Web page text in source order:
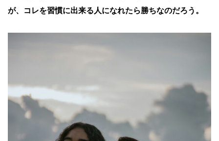
が、コレを習慣に出来る人になれたら勝ちなのだろう。